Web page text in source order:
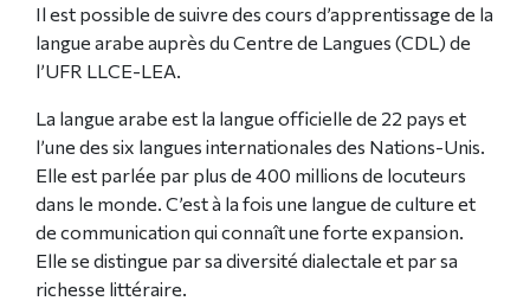
Il est possible de suivre des cours d’apprentissage de la
langue arabe auprès du Centre de Langues (CDL) de
l’UFR LLCE-LEA.
La langue arabe est la langue officielle de 22 pays et
l’une des six langues internationales des Nations-Unis.
Elle est parlée par plus de 400 millions de locuteurs
dans le monde. C’est à la fois une langue de culture et
de communication qui connaît une forte expansion.
Elle se distingue par sa diversité dialectale et par sa
richesse littéraire.